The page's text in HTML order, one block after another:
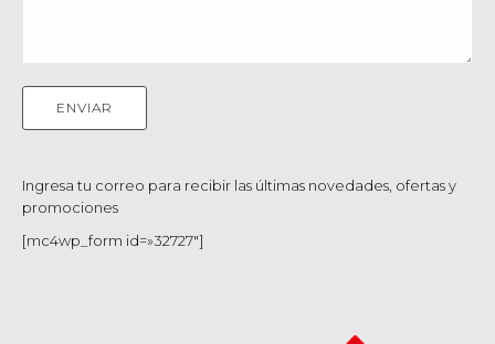
Ingresa tu correo para recibir las últimas novedades, ofertas y
promociones
[mc4wp_form id=»32727″]